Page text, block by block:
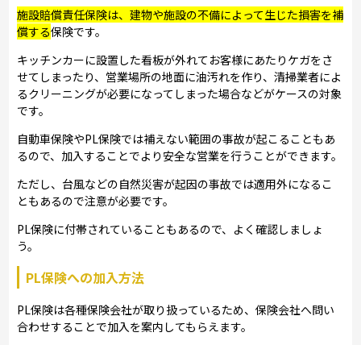
施設賠償責任保険は、建物や施設の不備によって生じた損害を補
償する保険です。
キッチンカーに設置した看板が外れてお客様にあたりケガをさ
せてしまったり、営業場所の地面に油汚れを作り、清掃業者によ
るクリーニングが必要になってしまった場合などがケースの対象
です。
自動車保険やPL保険では補えない範囲の事故が起こることもあ
るので、加入することでより安全な営業を行うことができます。
ただし、台風などの自然災害が起因の事故では適用外になるこ
ともあるので注意が必要です。
PL保険に付帯されていることもあるので、よく確認しましょ
う。
PL保険への加入方法
PL保険は各種保険会社が取り扱っているため、保険会社へ問い
合わせすることで加入を案内してもらえます。